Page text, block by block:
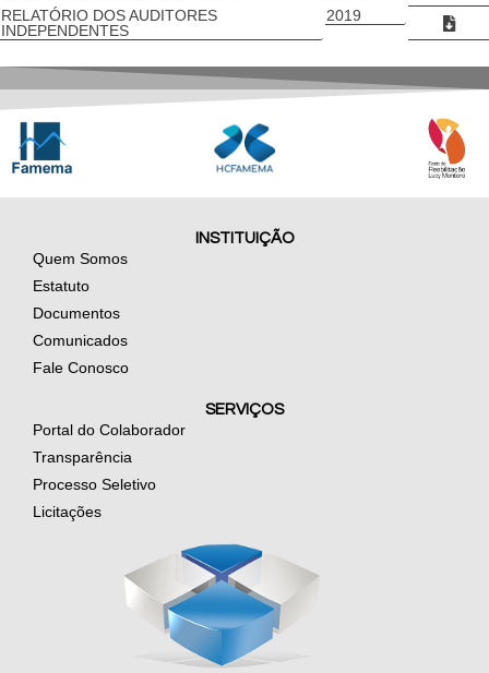
RELATÓRIO DOS AUDITORES
INDEPENDENTES
2019
INSTITUIÇÃO
Quem Somos
Estatuto
Documentos
Comunicados
Fale Conosco
SERVIÇOS
Portal do Colaborador
Transparência
Processo Seletivo
Licitações